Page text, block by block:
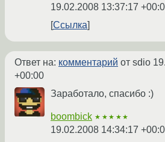
19.02.2008 13:37:17
Ссылка
Ответ на: комментарий от sdio
+00:00
Заработало, спасибо :)
boombick ★★★★★
19.02.2008 14:34:17